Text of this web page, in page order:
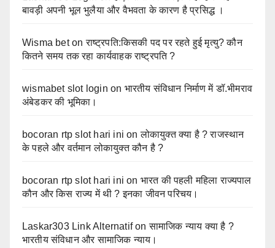
बावड़ी अपनी भूल भुलैया और वैभवता के कारण है प्रसिद्ध ।
Wisma betonराष्ट्रपति:किसकी पद पर रहते हुई मृत्यु? कौन
कितने समय तक रहा कार्यवाहक राष्ट्रपति ?
wismabet slot login on भारतीय संविधान निर्माण में डॉ.भीमराव
अंबेडकर की भूमिका।
bocoran rtp slot hari ini onलोकायुक्त क्या है ? राजस्थान
के पहले और वर्तमान लोकायुक्त कौन है ?
bocoran rtp slot hari ini on भारत की पहली महिला राज्यपाल
कौन और किस राज्य में थी ? इनका जीवन परिचय।
Laskar303 Link Alternatifonसामाजिक न्याय क्या है ?
भारतीय संविधान और सामाजिक न्याय।